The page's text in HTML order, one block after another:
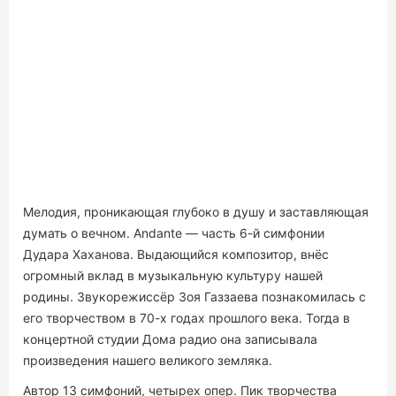
Мелодия, проникающая глубоко в душу и заставляющая
думать о вечном. Andante — часть 6-й симфонии
Дудара Хаханова. Выдающийся композитор, внёс
огромный вклад в музыкальную культуру нашей
родины. Звукорежиссёр Зоя Газзаева познакомилась с
его творчеством в 70-х годах прошлого века. Тогда в
концертной студии Дома радио она записывала
произведения нашего великого земляка.
Автор 13 симфоний, четырех опер. Пик творчества